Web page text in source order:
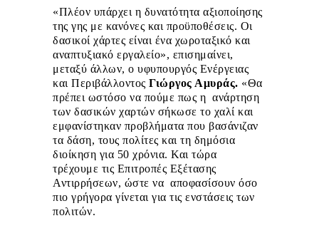
«Πλέον υπάρχει η δυνατότητα αξιοποίησης
της γης με κανόνες και προϋποθέσεις. Οι
δασικοί χάρτες είναι ένα χωροταξικό και
αναπτυξιακό εργαλείο», επισημαίνει,
μεταξύ άλλων, ο υφυπουργός Ενέργειας
και Περιβάλλοντος Γιώργος Αμυράς. «Θα
πρέπει ωστόσο να πούμε πως η ανάρτηση
των δασικών χαρτών σήκωσε το χαλί και
εμφανίστηκαν προβλήματα που βασάνιζαν
τα δάση, τους πολίτες και τη δημόσια
διοίκηση για 50 χρόνια. Και τώρα
τρέχουμε τις Επιτροπές Εξέτασης
Αντιρρήσεων, ώστε να αποφασίσουν όσο
πιο γρήγορα γίνεται για τις ενστάσεις των
πολιτών.